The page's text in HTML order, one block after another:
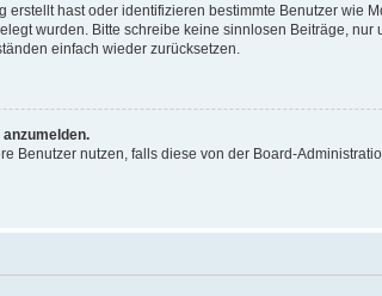
hast oder identifizieren bestimmte Benutzer wie
wurden. Bitte schreibe keine sinnlosen Beiträge,
einfach wieder zurücksetzen.
Benutzer nutzen, falls diese von der Board-